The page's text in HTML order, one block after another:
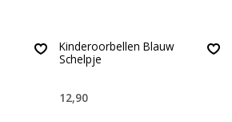
Kinderoorbellen Blauw
Schelpje
12,90